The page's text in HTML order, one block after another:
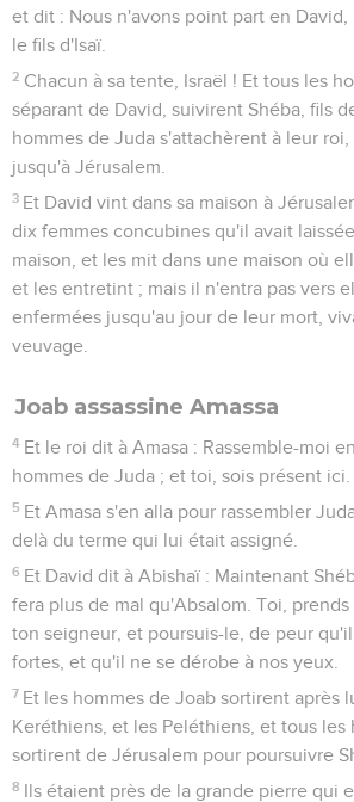
et dit : Nous n'avons point part en
le fils d'Isaï.
2 Chacun à sa tente, Israël ! Et tous les
séparant de David, suivirent Shéba, fils
hommes de Juda s'attachèrent à leur
jusqu'à Jérusalem.
3 Et David vint dans sa maison à
dix femmes concubines qu'il avait
maison, et les mit dans une maison où
et les entretint ; mais il n'entra pas vers
enfermées jusqu'au jour de leur mort,
veuvage.
Joab assassine Amassa
4 Et le roi dit à Amasa : Rassemble-moi
hommes de Juda ; et toi, sois présent ici.
5 Et Amasa s'en alla pour rassembler
delà du terme qui lui était assigné.
6 Et David dit à Abishaï : Maintenant
fera plus de mal qu'Absalom. Toi,
ton seigneur, et poursuis-le, de peur
fortes, et qu'il ne se dérobe à nos yeux.
7 Et les hommes de Joab sortirent après
Keréthiens, et les Peléthiens, et tous les
sortirent de Jérusalem pour poursuivre
8 Ils étaient près de la grande pierre qui